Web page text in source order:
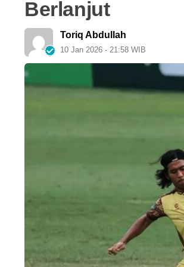
Berlanjut
Toriq Abdullah
10 Jan 2026 - 21:58 WIB